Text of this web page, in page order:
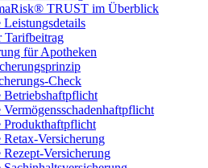
TRUST im Überblick
Leistungsdetails
Tarifbeitrag
für Apotheken
Check
Betriebshaftpflicht
Vermögensschadenhaftpflicht
Produkthaftpflicht
Retax-Versicherung
Rezept-Versicherung